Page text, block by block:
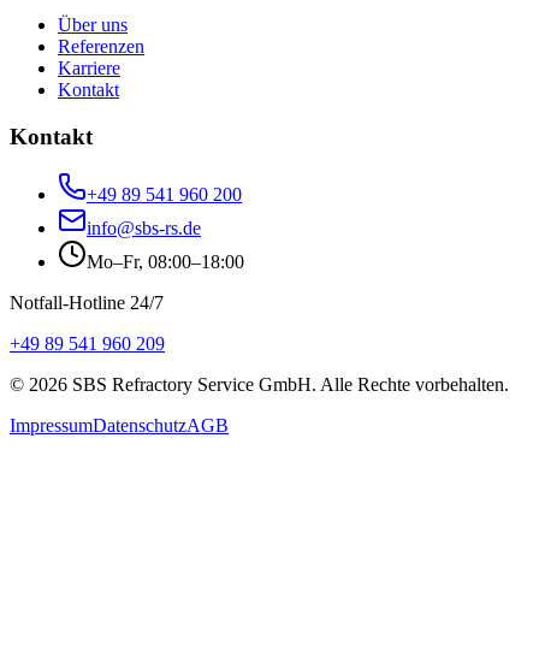
Über uns
Referenzen
Karriere
Kontakt
Kontakt
+49 89 541 960 200
info@sbs-rs.de
Mo–Fr, 08:00–18:00
Notfall-Hotline 24/7
+49 89 541 960 209
© 2026 SBS Refractory Service GmbH. Alle Rechte vorbehalten.
ImpressumDatenschutzAGB